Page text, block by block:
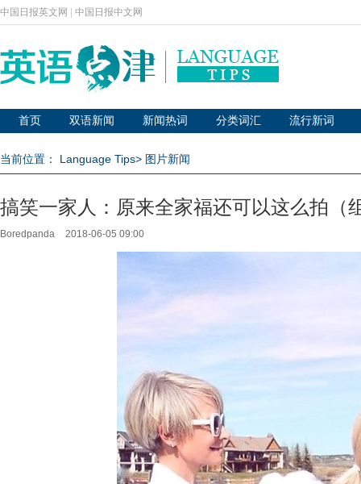
中国日报英文网 中国日报中文网
首页 双语新闻 新闻热词 分类词汇 流行新词
当前位置： Language Tips> 图片新闻
搞笑一家人：原来全家福还可以这么拍（
Boredpanda 2018-06-05 09:00